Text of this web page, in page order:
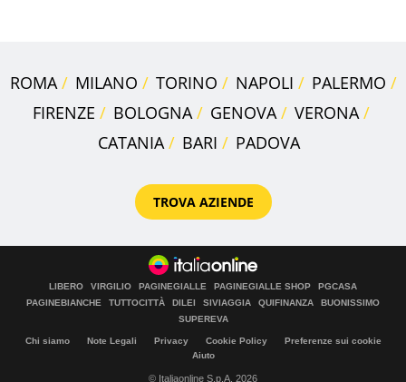
ROMA MILANO TORINO NAPOLI
PALERMO
FIRENZE
BOLOGNA GENOVA
VERONA
CATANIA
BARI PADOVA
TROVA AZIENDE
LIBERO VIRGILIO PAGINEGIALLE PAGINEGIALLE SHOP
PGCASA
PAGINEBIANCHE
TUTTOCITTÀ DILEI SIVIAGGIA QUIFINANZA
BUONISSIMO
SUPEREVA
Chi siamo Note Legali Privacy Cookie Policy
Preferenze sui cookie
Aiuto
© Italiaonline S.p.A. 2026